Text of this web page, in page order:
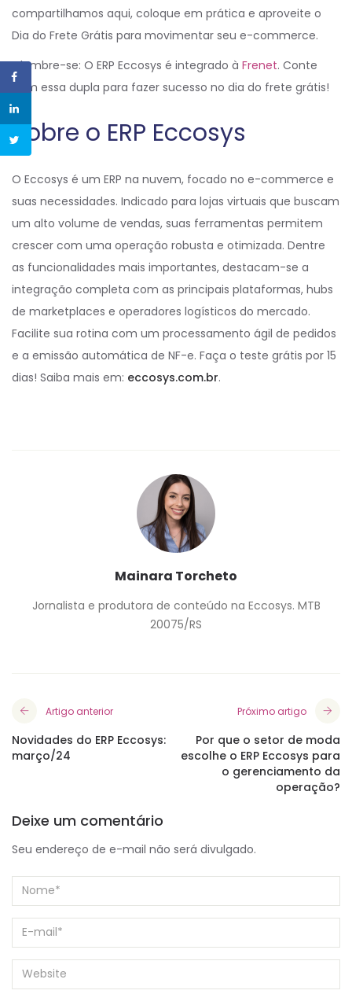
compartilhamos aqui, coloque em prática e aproveite o
Dia do Frete Grátis para movimentar seu e-commerce.
E lembre-se: O ERP Eccosys é integrado à Frenet. Conte
com essa dupla para fazer sucesso no dia do frete grátis!
Sobre o ERP Eccosys
O Eccosys é um ERP na nuvem, focado no e-commerce e
suas necessidades. Indicado para lojas virtuais que buscam
um alto volume de vendas, suas ferramentas permitem
crescer com uma operação robusta e otimizada. Dentre
as funcionalidades mais importantes, destacam-se a
integração completa com as principais plataformas, hubs
de marketplaces e operadores logísticos do mercado.
Facilite sua rotina com um processamento ágil de pedidos
e a emissão automática de NF-e. Faça o teste grátis por 15
dias! Saiba mais em: eccosys.com.br.
Mainara Torcheto
Jornalista e produtora de conteúdo na Eccosys. MTB
20075/RS
Artigo anterior
Novidades do ERP Eccosys:
março/24
Próximo artigo
Por que o setor de moda
escolhe o ERP Eccosys para
o gerenciamento da
operação?
Deixe um comentário
Seu endereço de e-mail não será divulgado.